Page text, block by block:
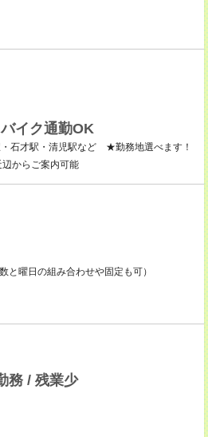
イク通勤OK
石才駅・清児駅など ★勤務地選べます！
からご案内可能
曜日の組み合わせや固定も可）
務 / 残業少